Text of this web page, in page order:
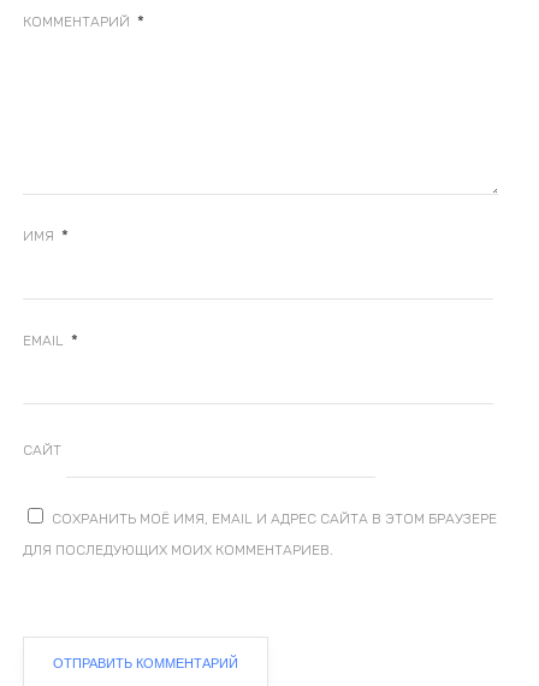
КОММЕНТАРИЙ *
ИМЯ *
EMAIL *
САЙТ
СОХРАНИТЬ МОЁ ИМЯ, EMAIL И АДРЕС САЙТА В ЭТОМ БРАУЗЕРЕ
ДЛЯ ПОСЛЕДУЮЩИХ МОИХ КОММЕНТАРИЕВ.